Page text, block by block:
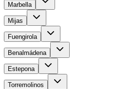
Marbella
Mijas
Fuengirola
Benalmádena
Estepona
Torremolinos